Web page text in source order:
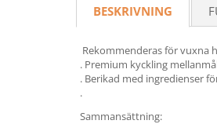
BESKRIVNING
Rekommenderas för vuxna
. Premium kyckling
. Berikad med ingredienser
.
Sammansättning: